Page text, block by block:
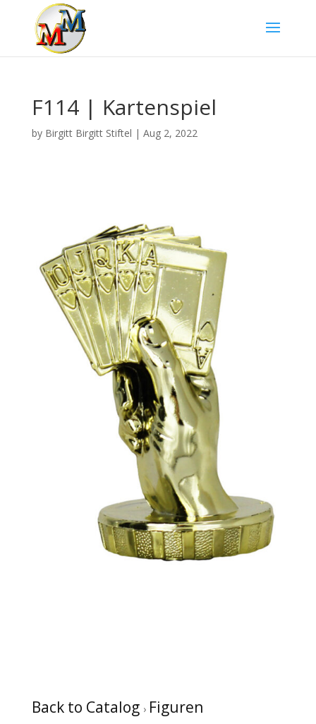
F114 | Kartenspiel
by Birgitt Birgitt Stiftel | Aug 2, 2022
Back to Catalog Figuren